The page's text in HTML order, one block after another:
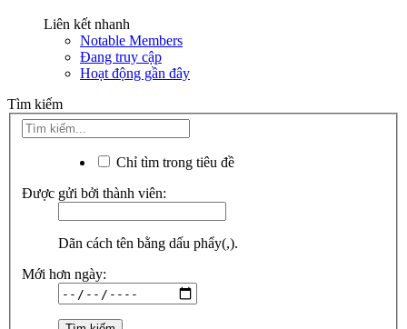
Liên kết nhanh
Notable Members
Đang truy cập
Hoạt động gần đây
Tìm kiếm
Chỉ tìm trong tiêu đề
Được gửi bởi thành viên:
Dãn cách tên bằng dấu phẩy(,).
Mới hơn ngày: